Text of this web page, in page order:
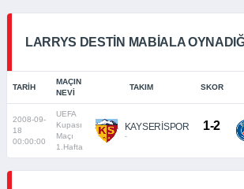
LARRYS DESTIN MABIALA
TARIH
MAÇIN
NEVI
TAKIM SKOR
2008-09-
18
00:00:00
UEFA
Kupası
Maçı
1.Hafta
KAYSERİSPOR
-
1-2